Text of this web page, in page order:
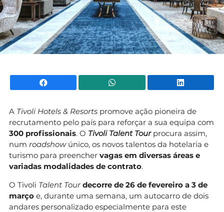
Facebook WhatsApp
A Tivoli Hotels & Resorts promove ação pioneira de
recrutamento pelo país para reforçar a sua equipa com
300 profissionais. O TivoliTalent Tour procura assim,
num roadshowúnico, os novos talentos da hotelaria e
turismo para preencher vagas em diversas áreas e
variadas modalidades de contrato.
O Tivoli Talent Tour decorre de 26 de fevereiro a 3 de
março e, durante uma semana, um autocarro de dois
andares personalizado especialmente para este